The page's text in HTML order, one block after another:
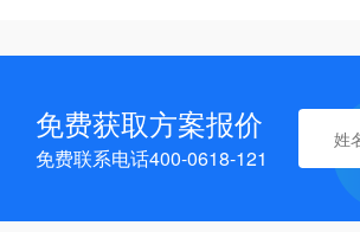
免费获取方案报价
免费联系电话400-0618-121